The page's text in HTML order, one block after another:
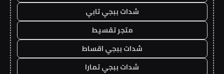
شدات ببجي تابي
متجر تقسيط
شدات ببجي اقساط
شدات ببجي تمارا